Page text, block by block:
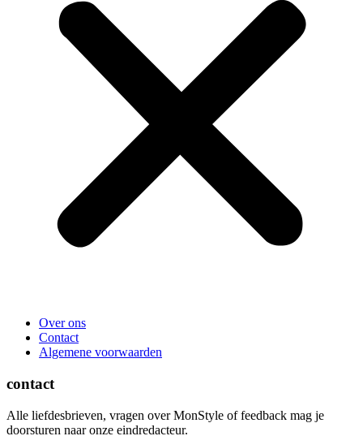
Over ons
Contact
Algemene voorwaarden
contact
Alle liefdesbrieven, vragen over MonStyle of feedback mag je
doorsturen naar onze eindredacteur.